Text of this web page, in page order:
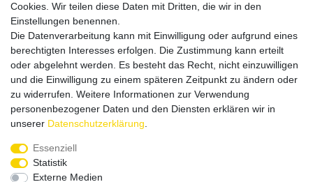
Versandpartner
Service & Kontakt
Rufen Sie uns an unter:
Cookies. Wir teilen diese Daten mit Dritten, die wir in den
Einstellungen benennen.
Die Datenverarbeitung kann mit Einwilligung oder aufgrund eines
berechtigten Interesses erfolgen. Die Zustimmung kann erteilt
oder abgelehnt werden. Es besteht das Recht, nicht einzuwilligen
und die Einwilligung zu einem späteren Zeitpunkt zu ändern oder
zu widerrufen. Weitere Informationen zur Verwendung
personenbezogener Daten und den Diensten erklären wir in
unserer Daten­schutz­erklärung
Essenziell
Statistik
Externe Medien